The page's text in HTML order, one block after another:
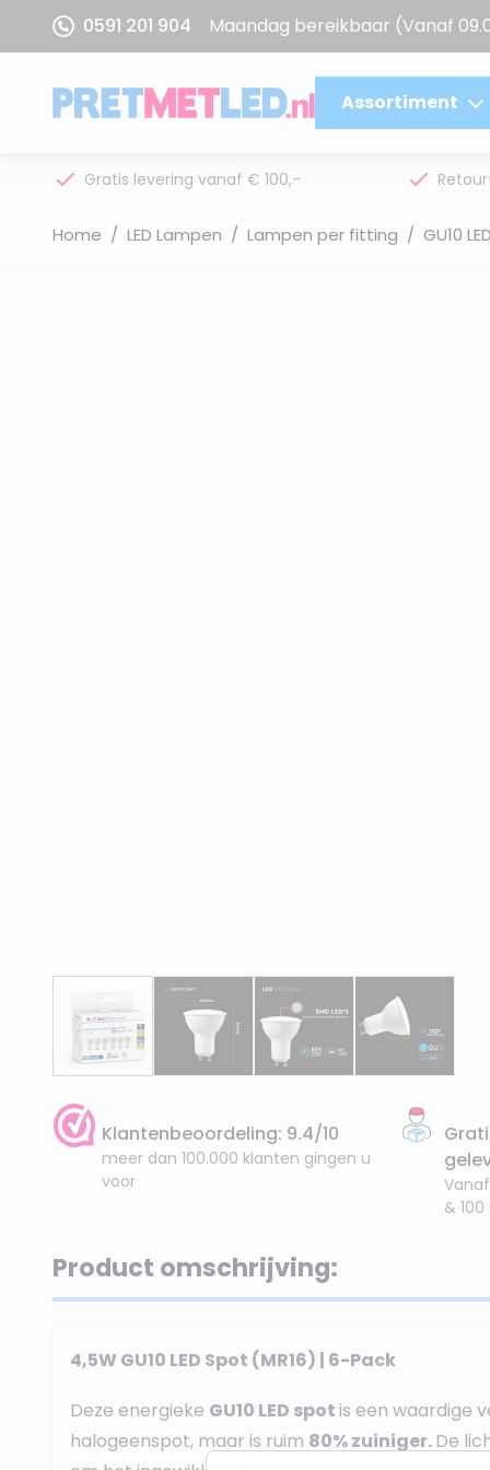
Ga naar de inhoud
0591 201 904 Maandag bereikbaar (Vanaf
Assortiment
Gratis levering vanaf € 100,-
Home / LED Lampen / Lampen per fitting / GU10
Klantenbeoordeling: 9.4/10
meer dan 100.000 klanten gingen u
voor
Vanaf
&
Product omschrijving:
4,5W GU10 LED Spot (MR16) | 6-Pack
Deze energieke GU10 LED spotis een waardige
halogeenspot, maar is ruim 80% zuiniger.De